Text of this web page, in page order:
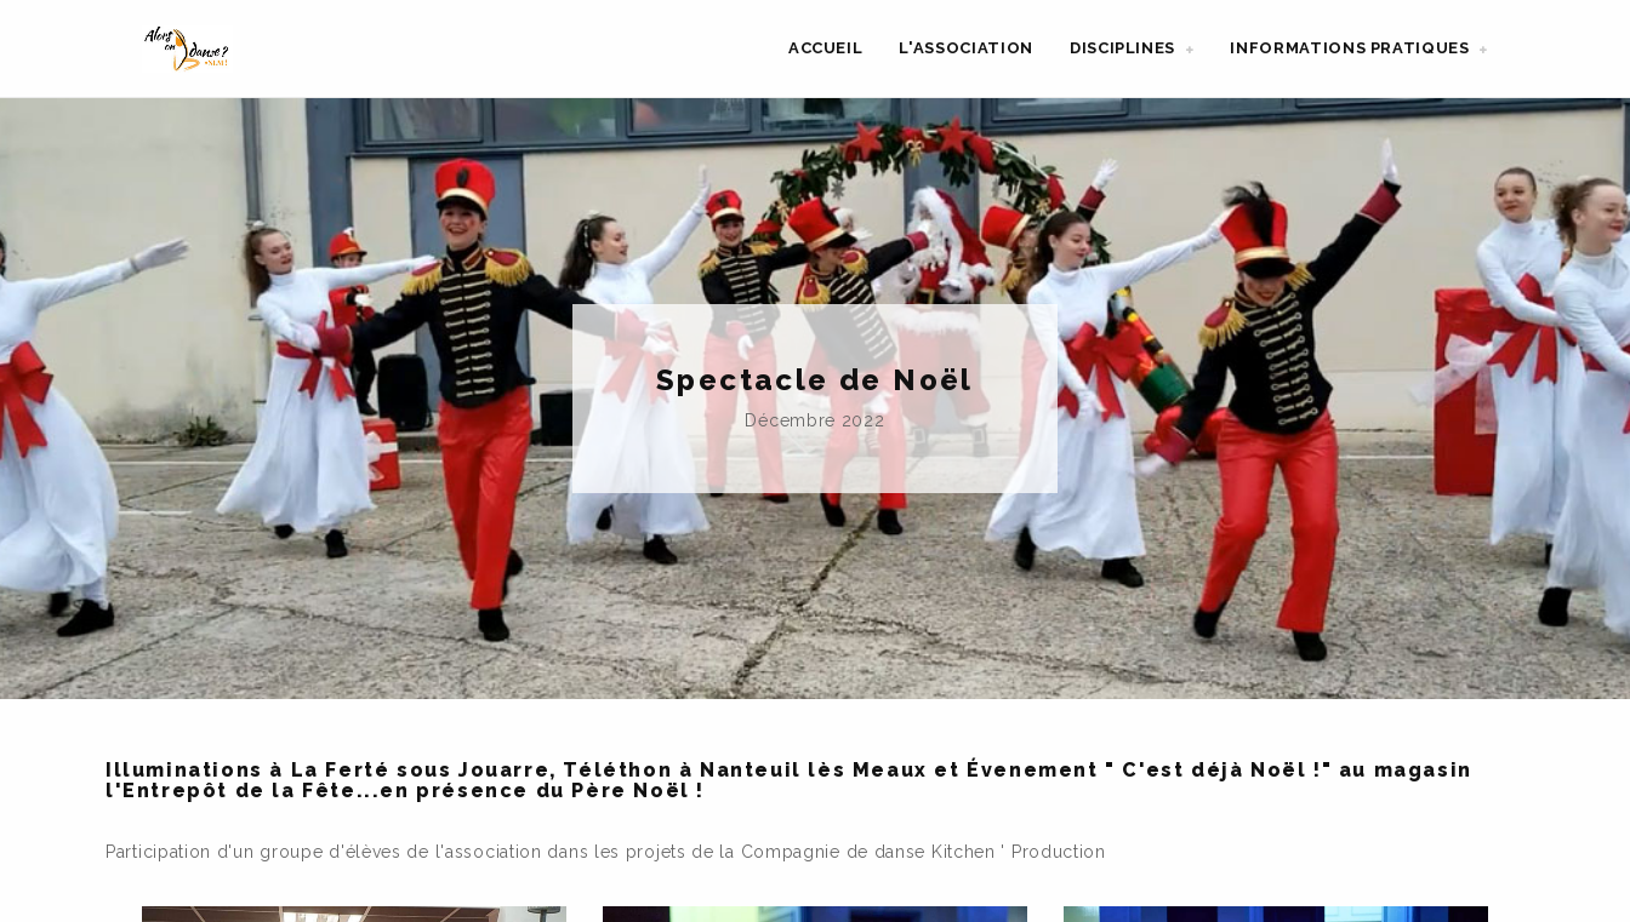
ACCUEIL L'ASSOCIATION DISCIPLINES INFORMATIONS PRATIQUES
Spectacle de Noël
Décembre 2022
Illuminations à La Ferté sous Jouarre, Téléthon à Nanteuil lès Meaux et Évenement " C'est déjà Noël !" au magasin
l'Entrepôt de la Fête...en présence du Père Noël !
Participation d'un groupe d'élèves de l'association dans les projets de la Compagnie de danse Kitchen ' Production